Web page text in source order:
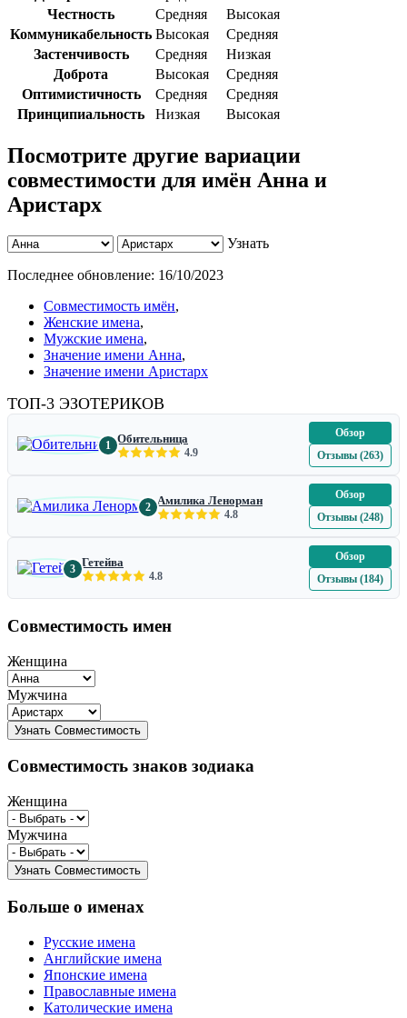
Честность
Средняя
Высокая
Коммуникабельность Высокая
Средняя
Застенчивость
Средняя
Низкая
Доброта
Высокая
Средняя
Оптимистичность
Средняя
Средняя
Принципиальность
Низкая Высокая
Посмотрите другие вариации
совместимости для имён Анна и
Аристарх
Узнать
Последнее обновление: 16/10/2023
Совместимость имён,
Женские имена,
Мужские имена,
Значение имени Анна,
Значение имени Аристарх
ТОП-3 ЭЗОТЕРИКОВ
1 Обительница
4.9
Обзор
Отзывы (263)
2 Амилика Ленорман
4.8
Обзор
Отзывы (248)
3 Гетейва
4.8
Обзор
Отзывы (184)
Совместимость имен
Женщина
Мужчина
Совместимость знаков зодиака
Женщина
Мужчина
Больше о именах
Русские имена
Английские имена
Японские имена
Православные имена
Католические имена